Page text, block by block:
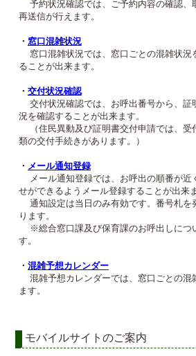
予約状況確認では、ご予約内容の確認、
再送信が行えます。
・ 窓口混雑状況
窓口混雑状況では、窓口ごとの混雑状況
ることが出来ます。
・ 交付状況確認
交付状況確認では、お呼出番号から、証
況を確認することが出来ます。
（住民異動及び証明書交付申請では、受
類の交付手続きがあります。）
・ メール通知登録
メール通知登録では、お呼出の順番が近
せができるようメール登録することが出来ま
通知設定は当日のみ有効です。番号札を
ります。
※総合窓口課及び保育課のお呼出しにつ
す。
・ 混雑予想カレンダー
混雑予想カレンダーでは、窓口ごとの混
ます。
モバイルサイトのご案内